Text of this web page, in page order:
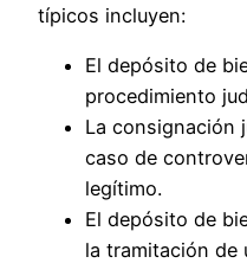
típicos incluyen:
El depósito de
procedimiento
La consignación
caso de
legítimo.
El depósito de
la tramitación de